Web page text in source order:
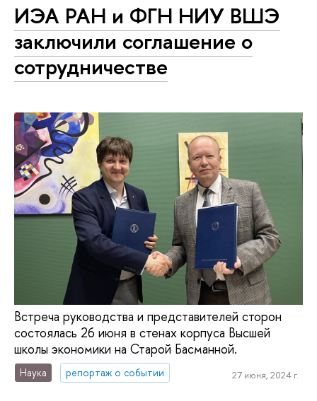
ИЭА РАН и ФГН НИУ ВШЭ
заключили соглашение о
сотрудничестве
Встреча руководства и представителей сторон
состоялась 26 июня в стенах корпуса Высшей
школы экономики на Старой Басманной.
Наука репортаж о событии 27 июня, 2024 г.